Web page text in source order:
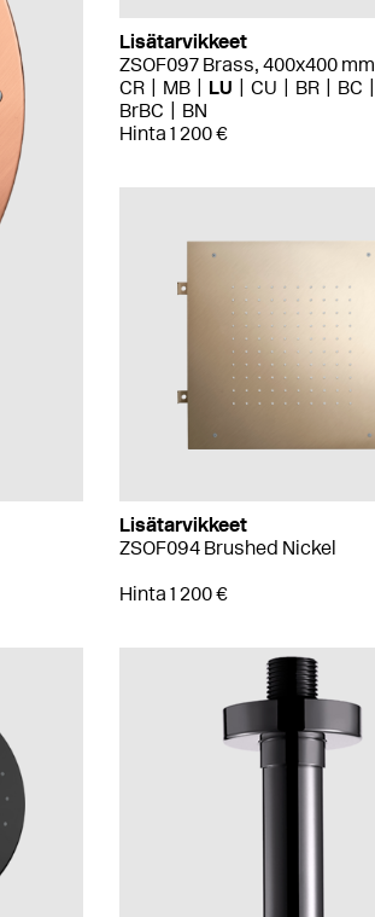
Lisätarvikkeet
ZSOF097 Brass, 400x400 mm
CR
MB LU CU BR BC
BrBC
BN
Hinta 1 200 €
Lisätarvikkeet
ZSOF094 Brushed Nickel
Hinta 1 200 €